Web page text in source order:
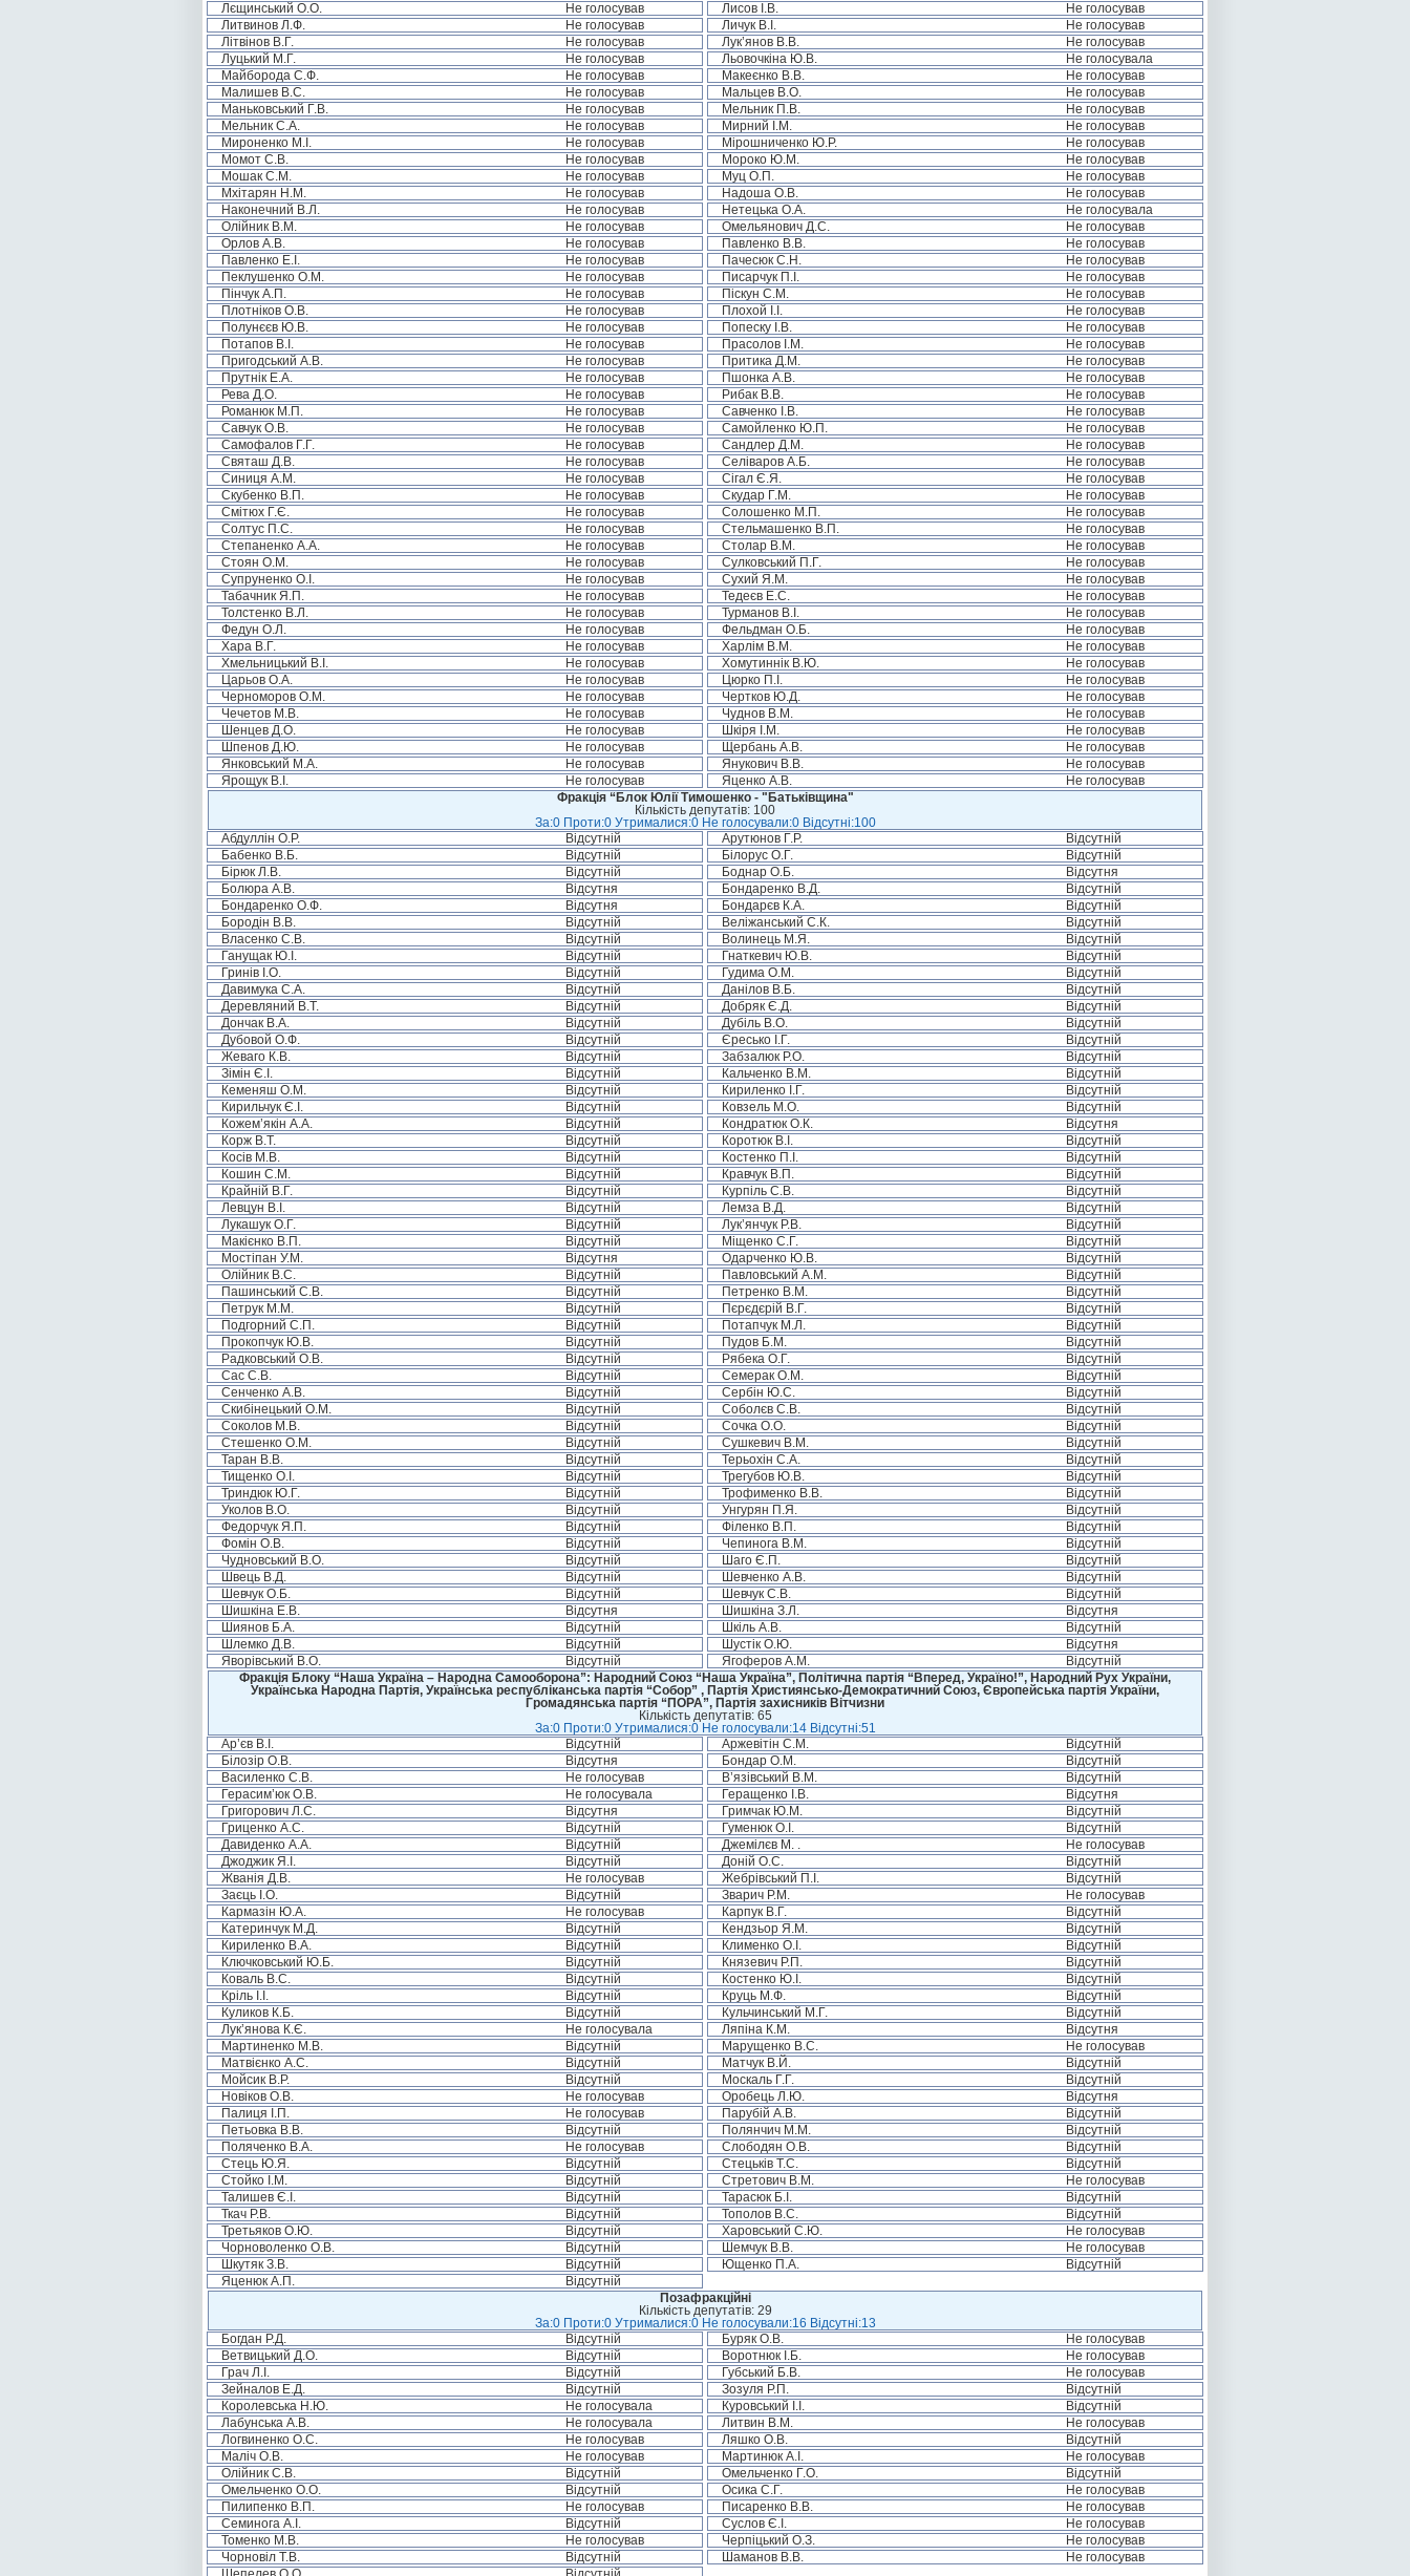
Лєщинський О.О.
Не голосував Лисов І.В.
Не голосував
Литвинов Л.Ф.
Не голосував Личук В.І.
Не голосував
Літвінов В.Г.
Не голосував Лук’янов В.В.
Не голосував
Луцький М.Г.
Не голосував Льовочкіна Ю.В.
Не голосувала
Майборода С.Ф.
Не голосував Макеєнко В.В.
Не голосував
Малишев В.С.
Не голосував Мальцев В.О.
Не голосував
Маньковський Г.В.
Не голосував Мельник П.В.
Не голосував
Мельник С.А.
Не голосував Мирний І.М.
Не голосував
Мироненко М.І.
Не голосував Мірошниченко Ю.Р.
Не голосував
Момот С.В.
Не голосував Мороко Ю.М.
Не голосував
Мошак С.М.
Не голосував Муц О.П.
Не голосував
Мхітарян Н.М.
Не голосував Надоша О.В.
Не голосував
Наконечний В.Л.
Не голосував Нетецька О.А.
Не голосувала
Олійник В.М.
Не голосував Омельянович Д.С.
Не голосував
Орлов А.В.
Не голосував Павленко В.В.
Не голосував
Павленко Е.І.
Не голосував Пачесюк С.Н.
Не голосував
Пеклушенко О.М.
Не голосував Писарчук П.І.
Не голосував
Пінчук А.П.
Не голосував Піскун С.М.
Не голосував
Плотніков О.В.
Не голосував Плохой І.І.
Не голосував
Полунєєв Ю.В.
Не голосував Попеску І.В.
Не голосував
Потапов В.І.
Не голосував Прасолов І.М.
Не голосував
Пригодський А.В.
Не голосував Притика Д.М.
Не голосував
Прутнік Е.А.
Не голосував Пшонка А.В.
Не голосував
Рева Д.О.
Не голосував Рибак В.В.
Не голосував
Романюк М.П.
Не голосував Савченко І.В.
Не голосував
Савчук О.В.
Не голосував Самойленко Ю.П.
Не голосував
Самофалов Г.Г.
Не голосував Сандлер Д.М.
Не голосував
Святаш Д.В.
Не голосував Селіваров А.Б.
Не голосував
Синиця А.М.
Не голосував Сігал Є.Я.
Не голосував
Скубенко В.П.
Не голосував Скудар Г.М.
Не голосував
Смітюх Г.Є.
Не голосував Солошенко М.П.
Не голосував
Солтус П.С.
Не голосував Стельмашенко В.П.
Не голосував
Степаненко А.А.
Не голосував Столар В.М.
Не голосував
Стоян О.М.
Не голосував Сулковський П.Г.
Не голосував
Супруненко О.І.
Не голосував Сухий Я.М.
Не голосував
Табачник Я.П.
Не голосував Тедеєв Е.С.
Не голосував
Толстенко В.Л.
Не голосував Турманов В.І.
Не голосував
Федун О.Л.
Не голосував Фельдман О.Б.
Не голосував
Хара В.Г.
Не голосував Харлім В.М.
Не голосував
Хмельницький В.І.
Не голосував Хомутиннік В.Ю.
Не голосував
Царьов О.А.
Не голосував Цюрко П.І.
Не голосував
Черноморов О.М.
Не голосував Чертков Ю.Д.
Не голосував
Чечетов М.В.
Не голосував Чуднов В.М.
Не голосував
Шенцев Д.О.
Не голосував Шкіря І.М.
Не голосував
Шпенов Д.Ю.
Не голосував Щербань А.В.
Не голосував
Янковський М.А.
Не голосував Янукович В.В.
Не голосував
Ярощук В.І.
Не голосував Яценко А.В.
Не голосував
Фракція “Блок Юлії Тимошенко - "Батьківщина"
Кількість депутатів: 100
За:0 Проти:0 Утрималися:0 Не голосували:0 Відсутні:100
Абдуллін О.Р.
Відсутній Арутюнов Г.Р.
Відсутній
Бабенко В.Б.
Відсутній Білорус О.Г.
Відсутній
Бірюк Л.В.
Відсутній Боднар О.Б.
Відсутня
Болюра А.В.
Відсутня Бондаренко В.Д.
Відсутній
Бондаренко О.Ф.
Відсутня Бондарєв К.А.
Відсутній
Бородін В.В.
Відсутній Веліжанський С.К.
Відсутній
Власенко С.В.
Відсутній Волинець М.Я.
Відсутній
Ганущак Ю.І.
Відсутній Гнаткевич Ю.В.
Відсутній
Гринів І.О.
Відсутній Гудима О.М.
Відсутній
Давимука С.А.
Відсутній Данілов В.Б.
Відсутній
Деревляний В.Т.
Відсутній Добряк Є.Д.
Відсутній
Дончак В.А.
Відсутній Дубіль В.О.
Відсутній
Дубовой О.Ф.
Відсутній Єресько І.Г.
Відсутній
Жеваго К.В.
Відсутній Забзалюк Р.О.
Відсутній
Зімін Є.І.
Відсутній Кальченко В.М.
Відсутній
Кеменяш О.М.
Відсутній Кириленко І.Г.
Відсутній
Кирильчук Є.І.
Відсутній Ковзель М.О.
Відсутній
Кожем’якін А.А.
Відсутній Кондратюк О.К.
Відсутня
Корж В.Т.
Відсутній Коротюк В.І.
Відсутній
Косів М.В.
Відсутній Костенко П.І.
Відсутній
Кошин С.М.
Відсутній Кравчук В.П.
Відсутній
Крайній В.Г.
Відсутній Курпіль С.В.
Відсутній
Левцун В.І.
Відсутній Лемза В.Д.
Відсутній
Лукашук О.Г.
Відсутній Лук’янчук Р.В.
Відсутній
Макієнко В.П.
Відсутній Міщенко С.Г.
Відсутній
Мостіпан У.М.
Відсутня Одарченко Ю.В.
Відсутній
Олійник В.С.
Відсутній Павловський А.М.
Відсутній
Пашинський С.В.
Відсутній Петренко В.М.
Відсутній
Петрук М.М.
Відсутній Пєрєдєрій В.Г.
Відсутній
Подгорний С.П.
Відсутній Потапчук М.Л.
Відсутній
Прокопчук Ю.В.
Відсутній Пудов Б.М.
Відсутній
Радковський О.В.
Відсутній Рябека О.Г.
Відсутній
Сас С.В.
Відсутній Семерак О.М.
Відсутній
Сенченко А.В.
Відсутній Сербін Ю.С.
Відсутній
Скибінецький О.М.
Відсутній Соболєв С.В.
Відсутній
Соколов М.В.
Відсутній Сочка О.О.
Відсутній
Стешенко О.М.
Відсутній Сушкевич В.М.
Відсутній
Таран В.В.
Відсутній Терьохін С.А.
Відсутній
Тищенко О.І.
Відсутній Трегубов Ю.В.
Відсутній
Триндюк Ю.Г.
Відсутній Трофименко В.В.
Відсутній
Уколов В.О.
Відсутній Унгурян П.Я.
Відсутній
Федорчук Я.П.
Відсутній Філенко В.П.
Відсутній
Фомін О.В.
Відсутній Чепинога В.М.
Відсутній
Чудновський В.О.
Відсутній Шаго Є.П.
Відсутній
Швець В.Д.
Відсутній Шевченко А.В.
Відсутній
Шевчук О.Б.
Відсутній Шевчук С.В.
Відсутній
Шишкіна Е.В.
Відсутня Шишкіна З.Л.
Відсутня
Шиянов Б.А.
Відсутній Шкіль А.В.
Відсутній
Шлемко Д.В.
Відсутній Шустік О.Ю.
Відсутня
Яворівський В.О.
Відсутній Ягоферов А.М.
Відсутній
Фракція Блоку “Наша Україна – Народна Самооборона”: Народний Союз “Наша Україна”, Політична партія “Вперед, Україно!”, Народний Рух України,
Українська Народна Партія, Українська республіканська партія “Собор” , Партія Християнсько-Демократичний Союз, Європейська партія України,
Громадянська партія “ПОРА”, Партія захисників Вітчизни
Кількість депутатів: 65
За:0 Проти:0 Утрималися:0 Не голосували:14 Відсутні:51
Ар’єв В.І.
Відсутній Аржевітін С.М.
Відсутній
Білозір О.В.
Відсутня Бондар О.М.
Відсутній
Василенко С.В.
Не голосував В’язівський В.М.
Відсутній
Герасим’юк О.В.
Не голосувала Геращенко І.В.
Відсутня
Григорович Л.С.
Відсутня Гримчак Ю.М.
Відсутній
Гриценко А.С.
Відсутній Гуменюк О.І.
Відсутній
Давиденко А.А.
Відсутній Джемілєв М. .
Не голосував
Джоджик Я.І.
Відсутній Доній О.С.
Відсутній
Жванія Д.В.
Не голосував Жебрівський П.І.
Відсутній
Заєць І.О.
Відсутній Зварич Р.М.
Не голосував
Кармазін Ю.А.
Не голосував Карпук В.Г.
Відсутній
Катеринчук М.Д.
Відсутній Кендзьор Я.М.
Відсутній
Кириленко В.А.
Відсутній Клименко О.І.
Відсутній
Ключковський Ю.Б.
Відсутній Князевич Р.П.
Відсутній
Коваль В.С.
Відсутній Костенко Ю.І.
Відсутній
Кріль І.І.
Відсутній Круць М.Ф.
Відсутній
Куликов К.Б.
Відсутній Кульчинський М.Г.
Відсутній
Лук’янова К.Є.
Не голосувала Ляпіна К.М.
Відсутня
Мартиненко М.В.
Відсутній Марущенко В.С.
Не голосував
Матвієнко А.С.
Відсутній Матчук В.Й.
Відсутній
Мойсик В.Р.
Відсутній Москаль Г.Г.
Відсутній
Новіков О.В.
Не голосував Оробець Л.Ю.
Відсутня
Палиця І.П.
Не голосував Парубій А.В.
Відсутній
Петьовка В.В.
Відсутній Полянчич М.М.
Відсутній
Поляченко В.А.
Не голосував Слободян О.В.
Відсутній
Стець Ю.Я.
Відсутній Стецьків Т.С.
Відсутній
Стойко І.М.
Відсутній Стретович В.М.
Не голосував
Талишев Є.І.
Відсутній Тарасюк Б.І.
Відсутній
Ткач Р.В.
Відсутній Тополов В.С.
Відсутній
Третьяков О.Ю.
Відсутній Харовський С.Ю.
Не голосував
Чорноволенко О.В.
Відсутній Шемчук В.В.
Не голосував
Шкутяк З.В.
Відсутній Ющенко П.А.
Відсутній
Яценюк А.П.
Відсутній
Позафракційні
Кількість депутатів: 29
За:0 Проти:0 Утрималися:0 Не голосували:16 Відсутні:13
Богдан Р.Д.
Відсутній Буряк О.В.
Не голосував
Ветвицький Д.О.
Відсутній Воротнюк І.Б.
Не голосував
Грач Л.І.
Відсутній Губський Б.В.
Не голосував
Зейналов Е.Д.
Відсутній Зозуля Р.П.
Відсутній
Королевська Н.Ю.
Не голосувала Куровський І.І.
Відсутній
Лабунська А.В.
Не голосувала Литвин В.М.
Не голосував
Логвиненко О.С.
Не голосував Ляшко О.В.
Відсутній
Маліч О.В.
Не голосував Мартинюк А.І.
Не голосував
Олійник С.В.
Відсутній Омельченко Г.О.
Відсутній
Омельченко О.О.
Відсутній Осика С.Г.
Не голосував
Пилипенко В.П.
Не голосував Писаренко В.В.
Не голосував
Семинога А.І.
Відсутній Суслов Є.І.
Не голосував
Томенко М.В.
Не голосував Черпіцький О.З.
Не голосував
Чорновіл Т.В.
Відсутній Шаманов В.В.
Не голосував